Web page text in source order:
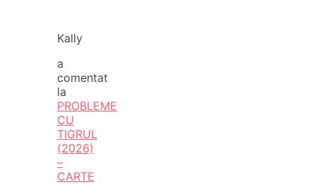
Kally
a
comentat
la
PROBLEME
CU
TIGRUL
(2026)
–
CARTE